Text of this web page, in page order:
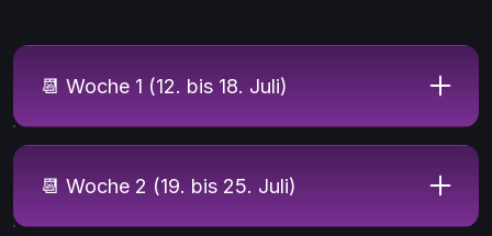
📆 Woche 1 (12. bis 18. Juli)
📆 Woche 2 (19. bis 25. Juli)